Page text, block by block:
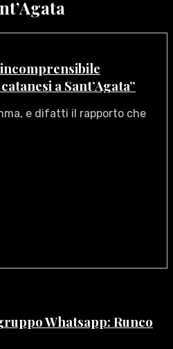
a Sant’Agata”
e difatti il rapporto che
Whatsapp: Runco